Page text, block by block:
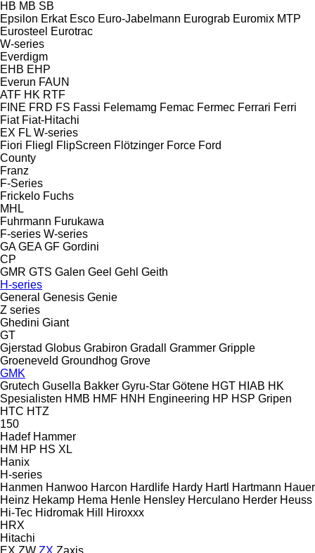
HB MB SB
Epsilon Erkat Esco Euro-Jabelmann Eurograb Euromix MTP
Eurosteel Eurotrac
W-series
Everdigm
EHB EHP
Everun FAUN
ATF HK RTF
FINE FRD FS Fassi Felemamg Femac Fermec Ferrari Ferri
Fiat Fiat-Hitachi
EX FL W-series
Fiori Fliegl FlipScreen Flötzinger Force Ford
County
Franz
F-Series
Frickelo Fuchs
MHL
Fuhrmann Furukawa
F-series W-series
GA GEA GF Gordini
CP
GMR GTS Galen Geel Gehl Geith
H-series
General Genesis Genie
Z series
Ghedini Giant
GT
Gjerstad Globus Grabiron Gradall Grammer Gripple
Groeneveld Groundhog Grove
GMK
Grutech Gusella Bakker Gyru-Star Götene HGT HIAB HK
Spesialisten HMB HMF HNH Engineering HP HSP Gripen
HTC HTZ
150
Hadef Hammer
HM HP HS XL
Hanix
H-series
Hanmen Hanwoo Harcon Hardlife Hardy Hartl Hartmann Hauer
Heinz Hekamp Hema Henle Hensley Herculano Herder Heuss
Hi-Tec Hidromak Hill
Hiroxxx
HRX
Hitachi
EX ZW ZX Zaxis